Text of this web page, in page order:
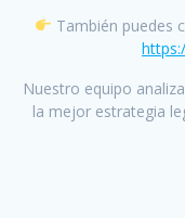
También puedes
Nuestro equipo
la mejor estrategia